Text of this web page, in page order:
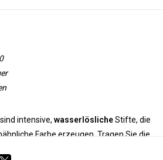
intensive, wasserlöslicheStifte, die
Farbe erzeugen. Tragen Sie die